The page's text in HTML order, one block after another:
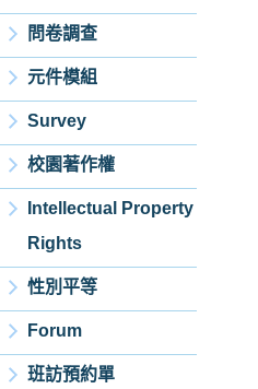
問卷調查
元件模組
Survey
校園著作權
Intellectual Property
Rights
性別平等
Forum
班訪預約單